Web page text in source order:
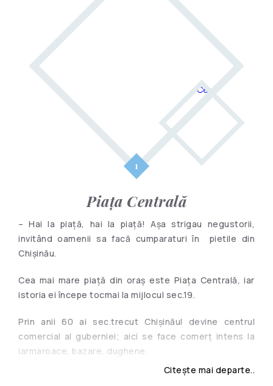
Piața Centrală
– Hai la piaţă, hai la piață! Așa strigau negustorii,
invitând oamenii sa facă cumparaturi în pietile din
Chișinău.
Cea mai mare piață din oraș este Piața Centrală, iar
istoria ei începe tocmai la mijlocul sec.19.
Prin anii 60 ai sec.trecut Chișinăul devine centrul
comercial al guberniei; aici se face comerț intens la
iarmaroace, bazare, dughene.
Iarmarocul sf. Dumitru era cel mai vechi, fiind înfiinţat
Citește mai departe..